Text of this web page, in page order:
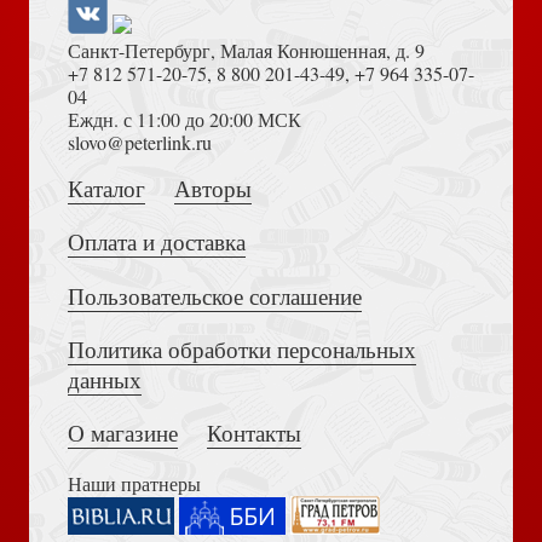
Серегина А.Ю. Обретение голоса (MEDIAEVALIA)
Зинченко В.П. Память и воспоминания
Толкование на Апокалипсис (Тихоний Африканский)
Достоевский Ф.М. Сила и правда России (2024)
Санкт-Петербург, Малая Конюшенная, д. 9
+7 812 571-20-75, 8 800 201-43-49, +7 964 335-07-
04
Еждн. с 11:00 до 20:00 МСК
slovo@peterlink.ru
Каталог
Авторы
Оплата и доставка
Пользовательское соглашение
Политика обработки персональных
данных
О магазине
Контакты
Наши пратнеры